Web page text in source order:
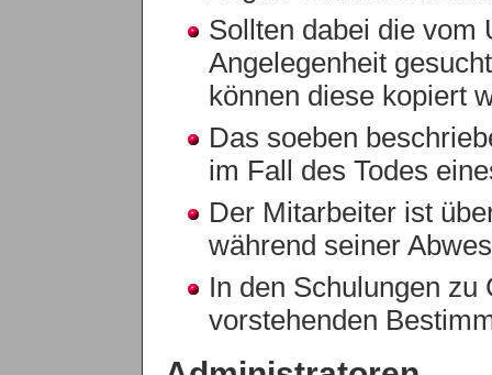
Sollten dabei die vom
Angelegenheit
können diese kopiert
Das soeben
im Fall des Todes
Der Mitarbeiter ist
während seiner
In den Schulungen
vorstehenden